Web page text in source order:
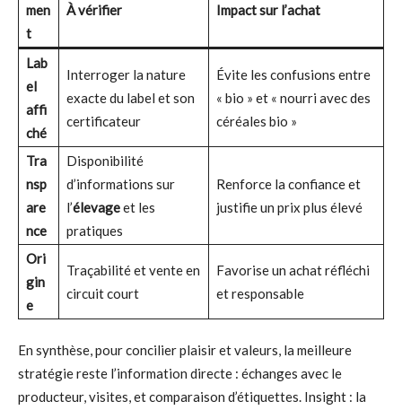
men
t
À vérifier Impact sur l’achat
Lab
el
affi
ché
Interroger la nature
exacte du label et son
certificateur
Évite les confusions entre
« bio » et « nourri avec des
céréales bio »
Tra
nsp
are
nce
Disponibilité
d’informations sur
l’élevageet les
pratiques
Renforce la confiance et
justifie un prix plus élevé
Ori
gin
e
Traçabilité et vente en
circuit court
Favorise un achat réfléchi
et responsable
En synthèse, pour concilier plaisir et valeurs, la meilleure
stratégie reste l’information directe : échanges avec le
producteur, visites, et comparaison d’étiquettes. Insight : la